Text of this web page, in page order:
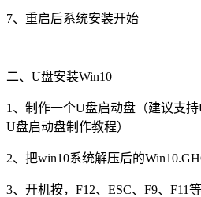
7、重启后系统安装开始
二、U盘安装Win10
1、制作一个U盘启动盘（建议支
U盘启动盘制作教程）
2、把win10系统解压后的
3、开机按，F12、ESC、F9、F11